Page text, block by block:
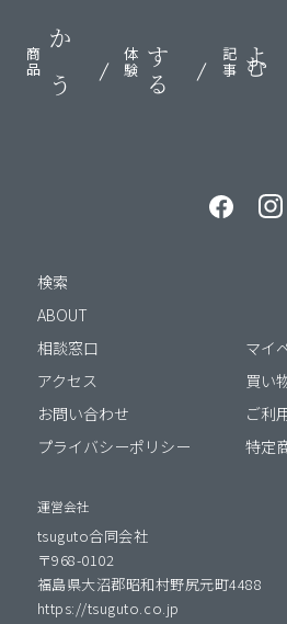
かう
商品 する
体験 よむ
記事
検索
ABOUT
相談窓口
アクセス
お問い合わせ
プライバシーポリシー
マイ
買い
ご利
特定
運営会社
tsuguto合同会社
〒968-0102
福島県大沼郡昭和村野尻元町4488
https://tsuguto.co.jp